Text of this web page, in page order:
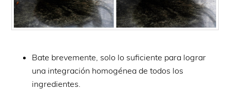
Bate brevemente, solo lo suficiente para lograr
una integración homogénea de todos los
ingredientes.